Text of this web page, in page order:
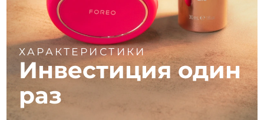
ХАРАКТЕРИСТИКИ
Инвестиция один
раз